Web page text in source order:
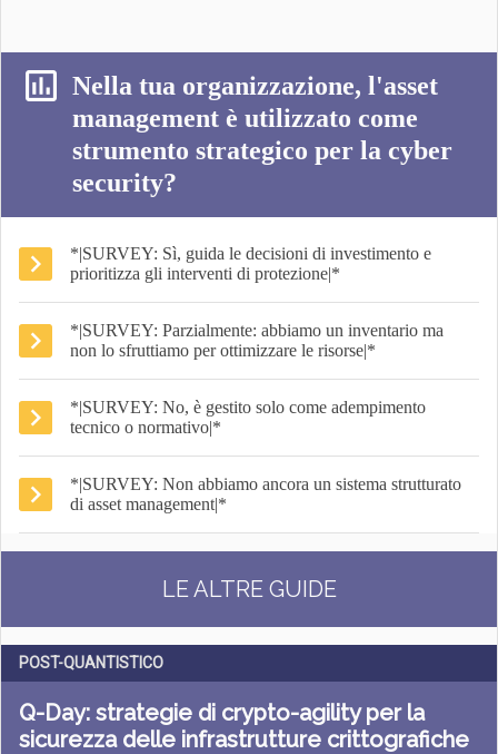
Nella tua organizzazione, l'asset
management è utilizzato come
strumento strategico per la cyber
security?
*|SURVEY: Sì, guida le decisioni di investimento e
prioritizza gli interventi di protezione|*
*|SURVEY: Parzialmente: abbiamo un inventario ma
non lo sfruttiamo per ottimizzare le risorse|*
*|SURVEY: No, è gestito solo come adempimento
tecnico o normativo|*
*|SURVEY: Non abbiamo ancora un sistema strutturato
di asset management|*
LE ALTRE GUIDE
POST-QUANTISTICO
Q-Day: strategie di crypto-agility per la
sicurezza delle infrastrutture crittografiche